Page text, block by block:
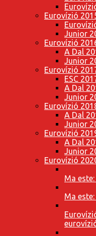
Eurovízió
Junior
Eurovízió
A Dal
Junior
Eurovízió
ESC
A Dal
Junior
Eurovízió
A Dal
Junior
Eurovízió
A Dal
Junior
Eurovízió
Ma
Ma